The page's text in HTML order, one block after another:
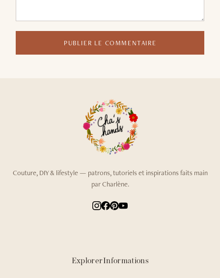
PUBLIER LE COMMENTAIRE
Couture, DIY & lifestyle — patrons, tutoriels et inspirations faits main
par Charlène.
ExplorerInformations